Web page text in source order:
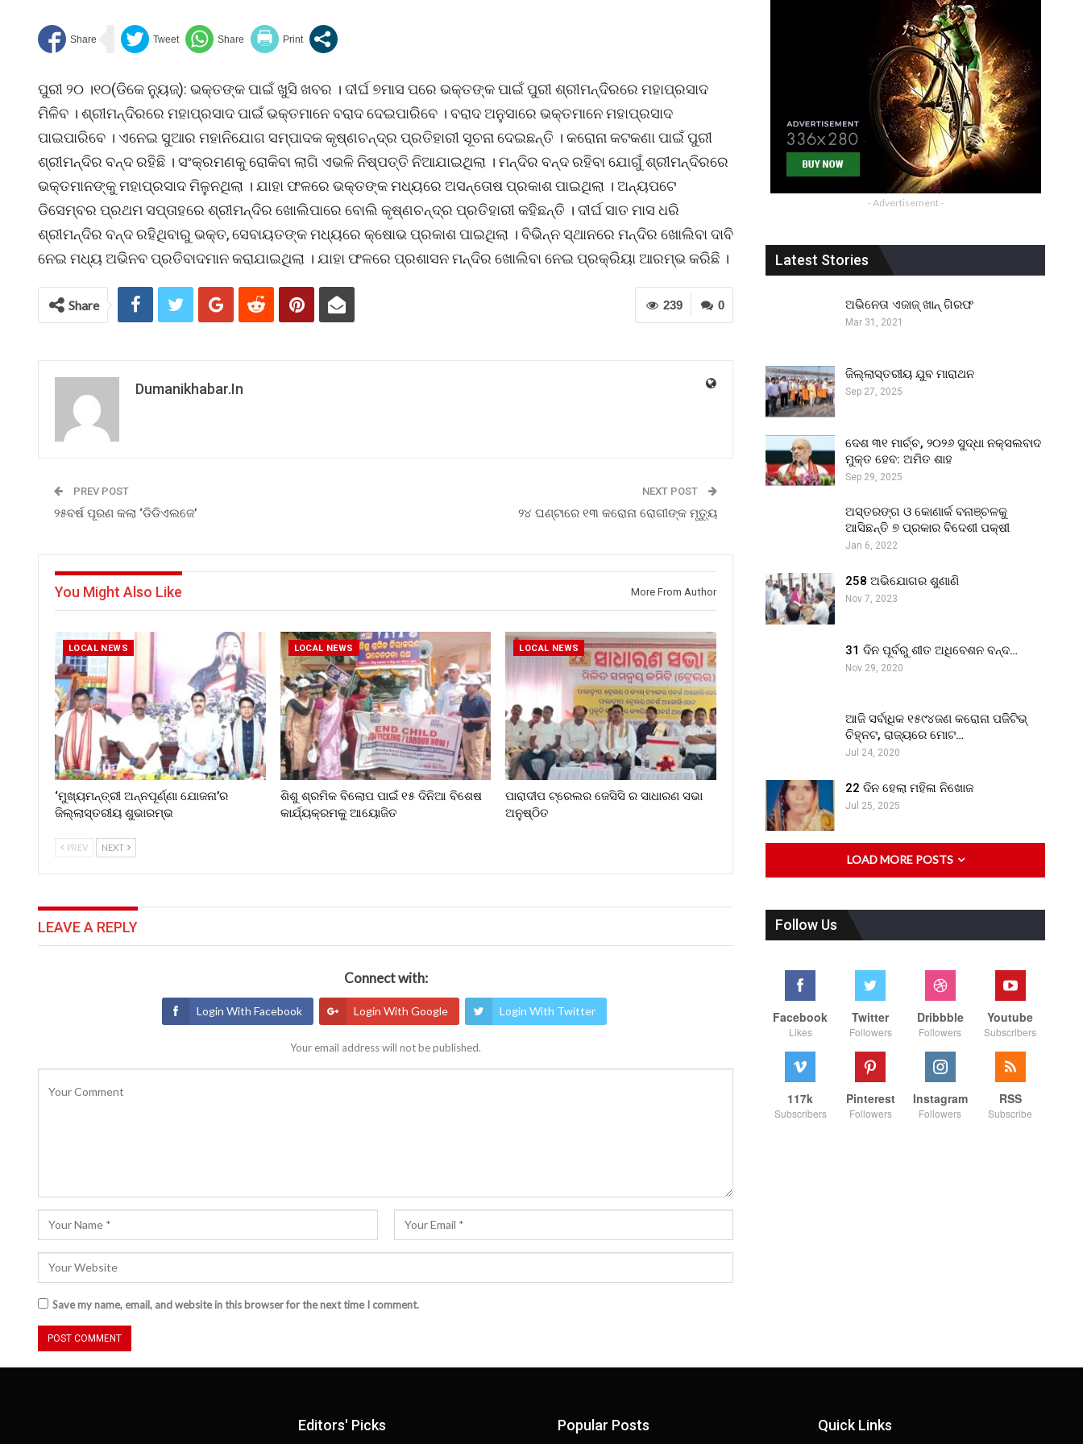
ପୁରୀ ୨୦ ।୧୦(ଡିକେ ନ୍ୟୁଜ୍): ଭକ୍ତଙ୍କ ପାଇଁ ଖୁସି ଖବର । ଦୀର୍ଘ ୭ମାସ ପରେ ଭକ୍ତଙ୍କ ପାଇଁ ପୁରୀ ଶ୍ରୀମନ୍ଦିରରେ ମହାପ୍ରସାଦ
ମିଳିବ । ଶ୍ରୀମନ୍ଦିରରେ ମହାପ୍ରସାଦ ପାଇଁ ଭକ୍ତମାନେ ବରାଦ ଦେଇପାରିବେ । ବରାଦ ଅନୁସାରେ ଭକ୍ତମାନେ ମହାପ୍ରସାଦ
ପାଇପାରିବେ । ଏନେଇ ସୁଆର ମହାନିଯୋଗ ସମ୍ପାଦକ କୃଷ୍ଣଚନ୍ଦ୍ର ପ୍ରତିହାରୀ ସୂଚନା ଦେଇଛନ୍ତି । କରୋନା କଟକଣା ପାଇଁ ପୁରୀ
ଶ୍ରୀମନ୍ଦିର ବନ୍ଦ ରହିଛି । ସଂକ୍ରମଣକୁ ରୋକିବା ଲାଗି ଏଭଳି ନିଷ୍ପତ୍ତି ନିଆଯାଇଥିଲା । ମନ୍ଦିର ବନ୍ଦ ରହିବା ଯୋଗୁଁ ଶ୍ରୀମନ୍ଦିରରେ
ଭକ୍ତମାନଙ୍କୁ ମହାପ୍ରସାଦ ମିଳୁନଥିଲା । ଯାହା ଫଳରେ ଭକ୍ତଙ୍କ ମଧ୍ୟରେ ଅସନ୍ତୋଷ ପ୍ରକାଶ ପାଇଥିଲା । ଅନ୍ୟପଟେ
ଡିସେମ୍ବର ପ୍ରଥମ ସପ୍ତାହରେ ଶ୍ରୀମନ୍ଦିର ଖୋଲିପାରେ ବୋଲି କୃଷ୍ଣଚନ୍ଦ୍ର ପ୍ରତିହାରୀ କହିଛନ୍ତି । ଦୀର୍ଘ ସାତ ମାସ ଧରି
ଶ୍ରୀମନ୍ଦିର ବନ୍ଦ ରହିଥିବାରୁ ଭକ୍ତ, ସେବାୟତଙ୍କ ମଧ୍ୟରେ କ୍ଷୋଭ ପ୍ରକାଶ ପାଇଥିଲା । ବିଭିନ୍ନ ସ୍ଥାନରେ ମନ୍ଦିର ଖୋଲିବା ଦାବି
ନେଇ ମଧ୍ୟ ଅଭିନବ ପ୍ରତିବାଦମାନ କରାଯାଇଥିଲା । ଯାହା ଫଳରେ ପ୍ରଶାସନ ମନ୍ଦିର ଖୋଲିବା ନେଇ ପ୍ରକ୍ରିୟା ଆରମ୍ଭ କରିଛି ।
0
239
Share
Dumanikhabar.in
PREV POST
୨୫ବର୍ଷ ପୂରଣ କଲା ‘ଡିଡିଏଲଜେ’
NEXT POST
୨୪ ଘଣ୍ଟାରେ ୧୩ କରୋନା ରୋଗୀଙ୍କ ମୃତ୍ୟୁ
You Might Also Like More From Author
LOCAL NEWS
‘ମୁଖ୍ୟମନ୍ତ୍ରୀ ଅନ୍ନପୂର୍ଣ୍ଣା ଯୋଜନା’ର
ଜିଲ୍ଲାସ୍ତରୀୟ ଶୁଭାରମ୍ଭ
LOCAL NEWS
ଶିଶୁ ଶ୍ରମିକ ବିଲୋପ ପାଇଁ ୧୫ ଦିନିଆ ବିଶେଷ
କାର୍ଯ୍ୟକ୍ରମକୁ ଆୟୋଜିତ
LOCAL NEWS
ପାରାଦୀପ ଟ୍ରେଲର ଜେସିସି ର ସାଧାରଣ ସଭା
ଅନୁଷ୍ଠିତ
PREV NEXT
LEAVE A REPLY
Connect with:
Login With Facebook Login With Google Login With Twitter
Your email address will not be published.
Save my name, email, and website in this browser for the next time I comment.
- Advertisement -
Latest Stories
ଅଭିନେତା ଏଜାଜ୍ ଖାନ୍ ଗିରଫ
Mar 31, 2021
ଜିଲ୍ଲାସ୍ତରୀୟ ଯୁବ ମାରାଥନ
Sep 27, 2025
ଦେଶ ୩୧ ମାର୍ଚ୍ଚ, ୨୦୨୬ ସୁଦ୍ଧା ନକ୍ସଲବାଦ
ମୁକ୍ତ ହେବ: ଅମିତ ଶାହ
Sep 29, 2025
ଅସ୍ତରଙ୍ଗ ଓ କୋଣାର୍କ ବନାଞ୍ଚଳକୁ
ଆସିଛନ୍ତି ୭ ପ୍ରକାର ବିଦେଶୀ ପକ୍ଷୀ
Jan 6, 2022
258 ଅଭିଯୋଗର ଶୁଣାଣି
Nov 7, 2023
31 ଦିନ ପୂର୍ବରୁ ଶୀତ ଅଧିବେଶନ ବନ୍ଦ…
Nov 29, 2020
ଆଜି ସର୍ବାଧିକ ୧୫୯୪ଜଣ କରୋନା ପଜିଟିଭ୍
ଚିହ୍ନଟ, ରାଜ୍ୟରେ ମୋଟ…
Jul 24, 2020
22 ଦିନ ହେଲା ମହିଳା ନିଖୋଜ
Jul 25, 2025
LOAD MORE POSTS
Follow Us
Facebook
Likes
Twitter
Followers
Dribbble
Followers
Youtube
Subscribers
117k
Subscribers
Pinterest
Followers
Instagram
Followers
RSS
Subscribe
Editors' Picks Popular Posts Quick Links